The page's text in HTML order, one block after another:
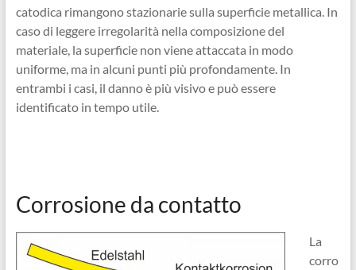
catodica rimangono stazionarie sulla superficie metallica. In
caso di leggere irregolarità nella composizione del
materiale, la superficie non viene attaccata in modo
uniforme, ma in alcuni punti più profondamente. In
entrambi i casi, il danno è più visivo e può essere
identificato in tempo utile.
Corrosione da contatto
La
corro